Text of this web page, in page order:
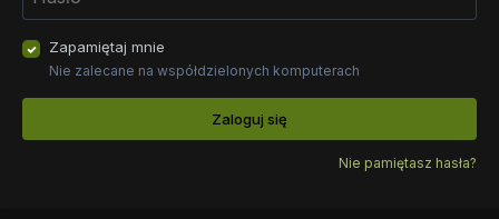
Zapamiętaj mnie
Nie zalecane na współdzielonych komputerach
Zaloguj się
Nie pamiętasz hasła?